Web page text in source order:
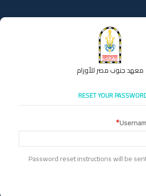
معهد جنوب مصر للأورام
RESET YOUR
Password reset instructions will be